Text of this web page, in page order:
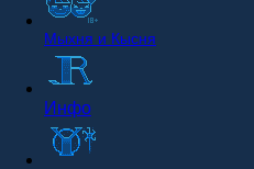
Мыхня и Кысня
Инфо